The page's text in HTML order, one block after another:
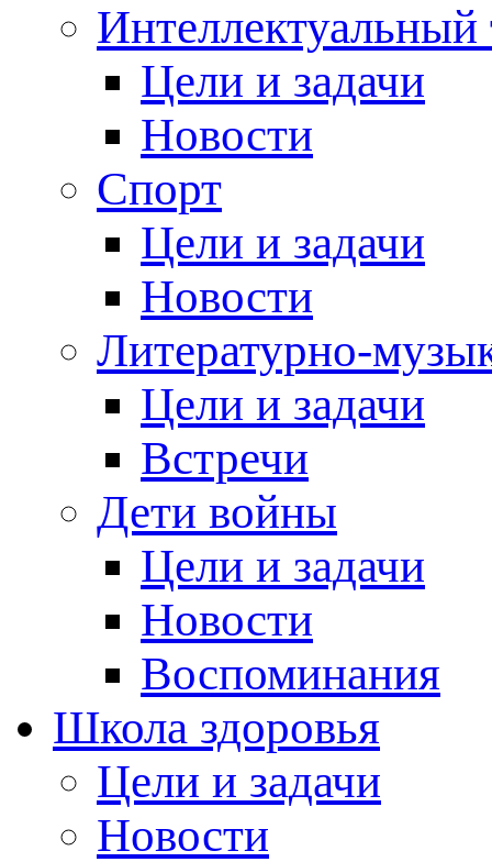
Интеллектуальный
Цели и задачи
Новости
Спорт
Цели и задачи
Новости
Литературно-
Цели и задачи
Встречи
Дети войны
Цели и задачи
Новости
Воспоминания
Школа здоровья
Цели и задачи
Новости